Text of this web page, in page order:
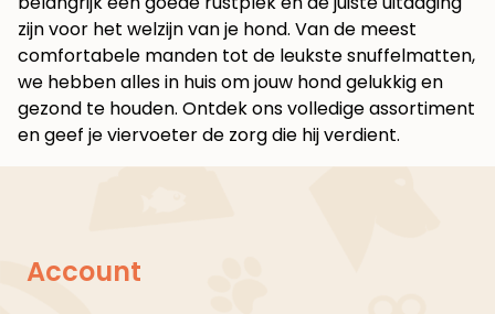
zijn voor het welzijn van je hond. Van de meest
comfortabele manden tot de leukste snuffelmatten,
we hebben alles in huis om jouw hond gelukkig en
gezond te houden. Ontdek ons volledige assortiment
en geef je viervoeter de zorg die hij verdient.
Account